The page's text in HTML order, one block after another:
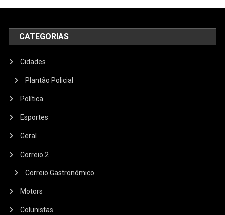
CATEGORIAS
Cidades
Plantão Policial
Política
Esportes
Geral
Correio 2
Correio Gastronômico
Motors
Colunistas